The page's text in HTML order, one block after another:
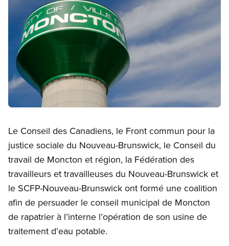
Le Conseil des Canadiens, le Front commun pour la
justice sociale du Nouveau-Brunswick, le Conseil du
travail de Moncton et région, la Fédération des
travailleurs et travailleuses du Nouveau-Brunswick et
le SCFP-Nouveau-Brunswick ont formé une coalition
afin de persuader le conseil municipal de Moncton
de rapatrier à l’interne l’opération de son usine de
traitement d’eau potable.